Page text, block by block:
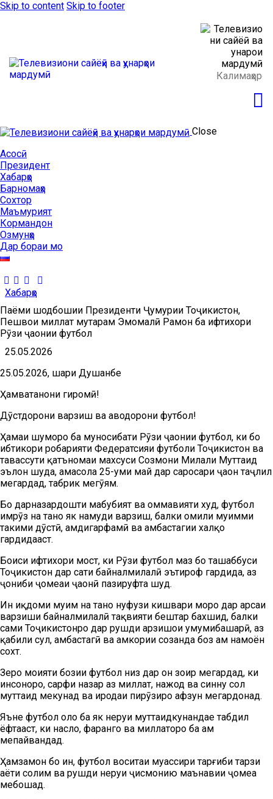
Skip to content Skip to footer
Close
Асосӣ
Президент
Хабарҳо
Барномаҳо
Сохтор
Маъмурият
Кормандон
Озмунҳо
Дар бораи мо
Хабарҳо
Паёми шодбошии Президенти Ҷумҳурии Тоҷикистон,
Пешвои миллат муҳтарам Эмомалӣ Раҳмон ба ифтихори
Рӯзи ҷаҳонии футбол
25.05.2026
25.05.2026, шаҳри Душанбе
Ҳамватанони гиромӣ!
Дӯстдорони варзиш ва ҳаводорони футбол!
Ҳамаи шуморо ба муносибати Рӯзи ҷаҳонии футбол, ки бо
ибтикори роҳбарияти Федератсияи футболи Тоҷикистон ва
тавассути қатъномаи махсуси Созмони Милали Муттаҳид
эълон шуда, ҳамасола 25-уми май дар саросари ҷаҳон таҷлил
мегардад, табрик мегӯям.
Бо дарназардошти маҳбубият ва оммавияти худ, футбол
имрӯз на танҳо як намуди варзиш, балки омили муҳимми
таҳкими дӯстӣ, ҳамдигарфаҳмӣ ва ҳамбастагии халқҳо
гардидааст.
Боиси ифтихори мост, ки Рӯзи футбол маҳз бо ташаббуси
Тоҷикистон дар сатҳи байналмилалӣ эътироф гардида, аз
ҷониби ҷомеаи ҷаҳонӣ пазируфта шуд.
Ин иқдоми муҳим на танҳо нуфузи кишвари моро дар арсаи
варзиши байналмилалӣ тақвияти бештар бахшид, балки
саҳми Тоҷикистонро дар рушди арзишҳои умумибашарӣ, аз
қабили сулҳ, ҳамбастагӣ ва ҳамкории созанда боз ҳам намоён
сохт.
Зеро моҳияти бозии футбол низ дар он зоҳир мегардад, ки
инсонҳоро, сарфи назар аз миллат, нажод ва синну сол
муттаҳид мекунад ва иродаи пирӯзиро афзун мегардонад.
Яъне футбол ҳоло ба як неруи муттаҳидкунандае табдил
ёфтааст, ки наслҳо, фарҳангҳо ва миллатҳоро ба ҳам
мепайвандад.
Ҳамзамон бо ин, футбол воситаи муассири тарғиби тарзи
ҳаёти солим ва рушди неруи ҷисмонию маънавии ҷомеа
мебошад.